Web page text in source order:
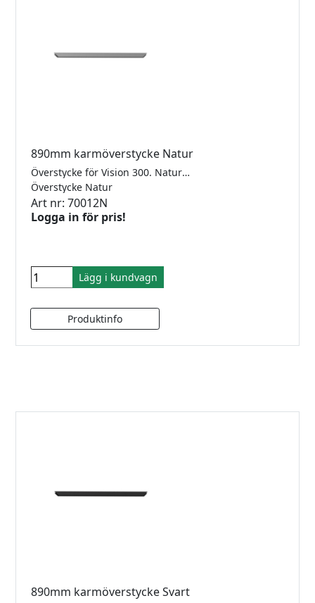
890mm karmöverstycke Natur
Överstycke för Vision 300. Naturanodiserad, För 10mm glas.
Överstycke Natur
Art nr: 70012N
Logga in för pris!
Lägg i kundvagn
890mm karmöverstycke Svart